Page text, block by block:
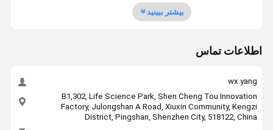
بیشتر ببینید
اطلاعات تماس
wx.yang
B1,302, Life Science Park, Shen Cheng Tou Innovation
Factory, Julongshan A Road, Xiuxin Community, Kengzi
District, Pingshan, Shenzhen City, 518122, China